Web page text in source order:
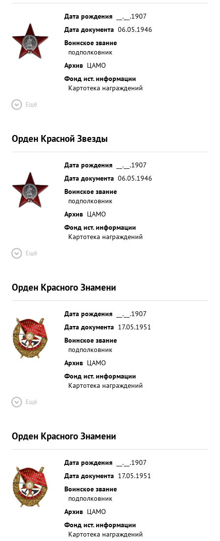
Дата рождения
__.__.1907
Дата документа 06.05.1946
Воинское звание
подполковник
Архив ЦАМО
Фонд ист. информации
Картотека награждений
Ещё
Орден Красной Звезды
Дата рождения
__.__.1907
Дата документа 06.05.1946
Воинское звание
подполковник
Архив ЦАМО
Фонд ист. информации
Картотека награждений
Ещё
Орден Красного Знамени
Дата рождения
__.__.1907
Дата документа 17.05.1951
Воинское звание
подполковник
Архив ЦАМО
Фонд ист. информации
Картотека награждений
Ещё
Орден Красного Знамени
Дата рождения
__.__.1907
Дата документа 17.05.1951
Воинское звание
подполковник
Архив ЦАМО
Фонд ист. информации
Картотека награждений